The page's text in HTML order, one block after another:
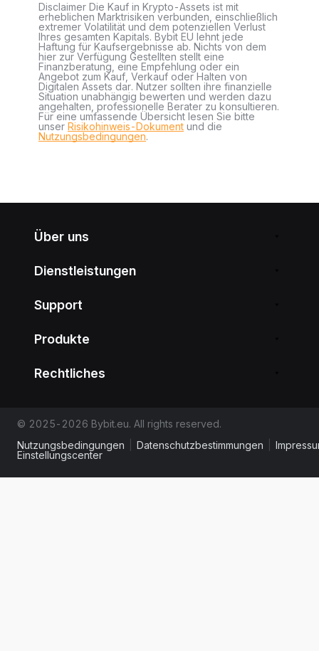
Disclaimer Die Kauf in Krypto-Assets ist mit
erheblichen Marktrisiken verbunden, einschließlich
extremer Volatilität und dem potenziellen Verlust
Ihres gesamten Kapitals. Bybit EU lehnt jede
Haftung für Kaufsergebnisse ab. Nichts von dem
hier zur Verfügung Gestellten stellt eine
Finanzberatung, eine Empfehlung oder ein
Angebot zum Kauf, Verkauf oder Halten von
Digitalen Assets dar. Nutzer sollten ihre finanzielle
Situation unabhängig bewerten und werden dazu
angehalten, professionelle Berater zu konsultieren.
Für eine umfassende Übersicht lesen Sie bitte
unser Risikohinweis-Dokument und die
Nutzungsbedingungen.
Über uns
Dienstleistungen
Support
Produkte
Rechtliches
© 2025-2026 Bybit.eu. All rights reserved.
Nutzungsbedingungen
Datenschutzbestimmungen
Einstellungscenter